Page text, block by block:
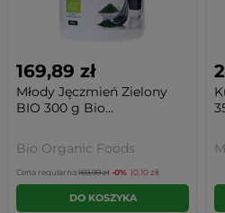
169,89 zł
Młody Jęczmień Zielony
BIO 300 g Bio...
Bio Organic Foods
Cena regularna:169,99 zł -0% (0,10 zł)
DO KOSZYKA